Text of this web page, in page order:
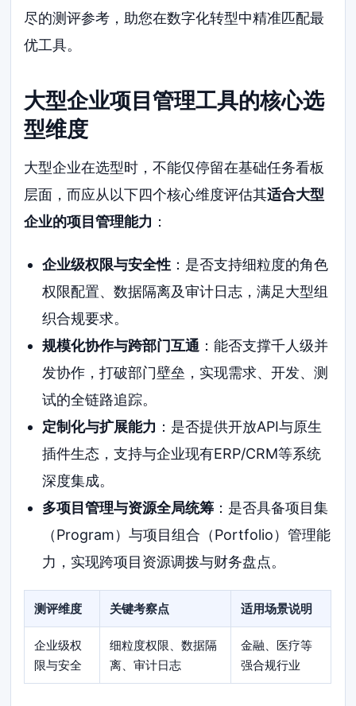
尽的测评参考，助您在数字化转型中精准匹配最
优工具。
大型企业项目管理工具的核心选
型维度
大型企业在选型时，不能仅停留在基础任务看板
层面，而应从以下四个核心维度评估其适合大型
企业的项目管理能力 ：
企业级权限与安全性：是否支持细粒度的角色
权限配置、数据隔离及审计日志，满足大型组
织合规要求。
规模化协作与跨部门互通 ：能否支撑千人级并
发协作，打破部门壁垒，实现需求、开发、测
试的全链路追踪。
定制化与扩展能力 ：是否提供开放API与原生
插件生态，支持与企业现有ERP/CRM等系统
深度集成。
多项目管理与资源全局统筹：是否具备项目集
（Program）与项目组合（Portfolio）管理能
力，实现跨项目资源调拨与财务盘点。
测评维度 关键考察点 适用场景说明
企业级权
限与安全
细粒度权限、数据隔
离、审计日志
金融、医疗等
强合规行业